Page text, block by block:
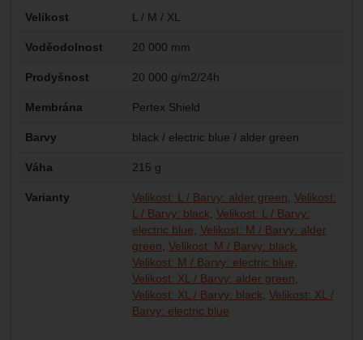
Parametry
Velikost L / M / XL
Voděodolnost 20 000 mm
Prodyšnost 20 000 g/m2/24h
Membrána Pertex Shield
Barvy black / electric blue / alder green
Váha 215 g
Varianty Velikost: L / Barvy: alder green Velikost:
L / Barvy: black Velikost: L / Barvy:
electric blue Velikost: M / Barvy: alder
green Velikost: M / Barvy: black
Velikost: M / Barvy: electric blue
Velikost: XL / Barvy: alder green
Velikost: XL / Barvy: black Velikost: XL /
Barvy: electric blue